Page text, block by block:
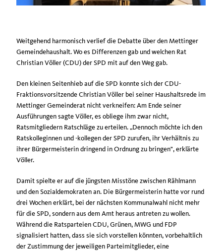
Weitgehend harmonisch verlief die Debatte über den Mettinger
Gemeindehaushalt. Wo es Differenzen gab und welchen Rat
Christian Völler (CDU) der SPD mit auf den Weg gab.
Den kleinen Seitenhieb auf die SPD konnte sich der CDU-
Fraktionsvorsitzende Christian Völler bei seiner Haushaltsrede im
Mettinger Gemeinderat nicht verkneifen: Am Ende seiner
Ausführungen sagte Völler, es obliege ihm zwar nicht,
Ratsmitgliedern Ratschläge zu erteilen. „Dennoch möchte ich den
Ratskolleginnen und -kollegen der SPD zurufen, ihr Verhältnis zu
ihrer Bürgermeisterin dringend in Ordnung zu bringen", erklärte
Völler.
Damit spielte er auf die jüngsten Misstöne zwischen Rählmann
und den Sozialdemokraten an. Die Bürgermeisterin hatte vor rund
drei Wochen erklärt, bei der nächsten Kommunalwahl nicht mehr
für die SPD, sondern aus dem Amt heraus antreten zu wollen.
Während die Ratsparteien CDU, Grünen, MWG und FDP
signalisiert hatten, dass sie sich vorstellen könnten, vorbehaltlich
der Zustimmung der jeweiligen Parteimitglieder, eine